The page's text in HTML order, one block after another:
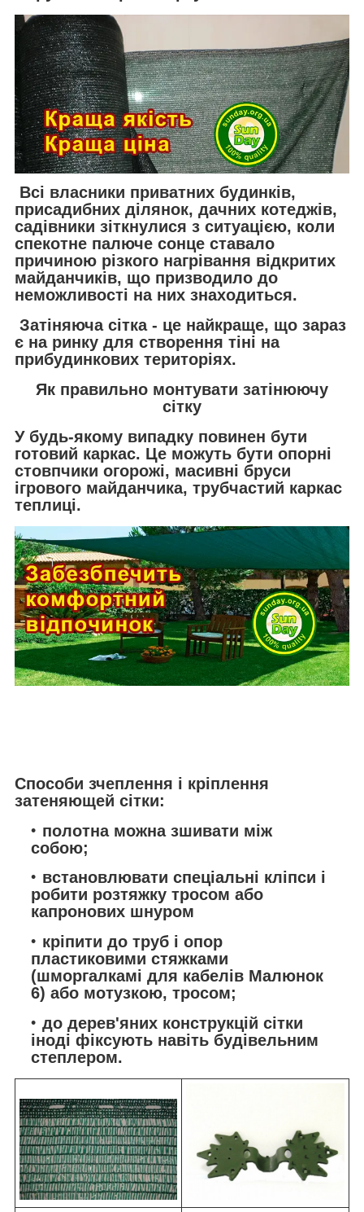
Всі власники приватних будинків,
присадибних ділянок, дачних котеджів,
садівники зіткнулися з ситуацією, коли
спекотне палюче сонце ставало
причиною різкого нагрівання відкритих
майданчиків, що призводило до
неможливості на них знаходиться.
Затіняюча сітка- це найкраще, що зараз
є на ринку для створення тіні на
прибудинкових територіях.
Як правильно монтувати затінюючу
сітку
У будь-якому випадку повинен бути
готовий каркас. Це можуть бути опорні
стовпчики огорожі, масивні бруси
ігрового майданчика, трубчастий каркас
теплиці.
Способи зчеплення і кріплення
затеняющей сітки:
полотна можна зшивати між
собою;
встановлювати спеціальні кліпси і
робити розтяжку тросом або
капронових шнуром
кріпити до труб і опор
пластиковими стяжками
(шморгалкамі для кабелів Малюнок
6) або мотузкою, тросом;
до дерев'яних конструкцій сітки
іноді фіксують навіть будівельним
степлером.